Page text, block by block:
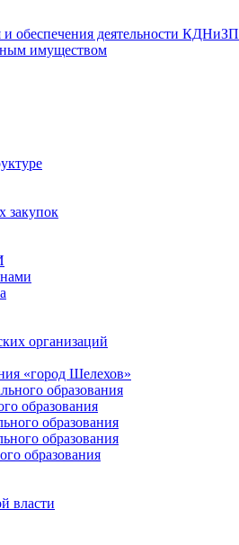
обеспечения деятельности КДНиЗП
имуществом
закупок
организаций
«город Шелехов»
образования
образования
образования
образования
образования
власти